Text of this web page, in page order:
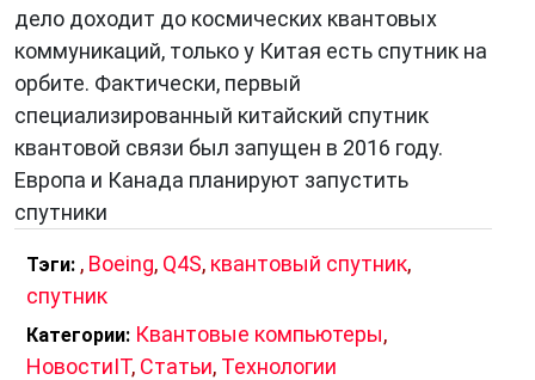
дело доходит до космических квантовых
коммуникаций, только у Китая есть спутник на
орбите. Фактически, первый
специализированный китайский спутник
квантовой связи был запущен в 2016 году.
Европа и Канада планируют запустить
спутники
Тэги: , Boeing, Q4S, квантовый спутник,
спутник
Категории: Квантовые компьютеры,
НовостиIT, Статьи, Технологии